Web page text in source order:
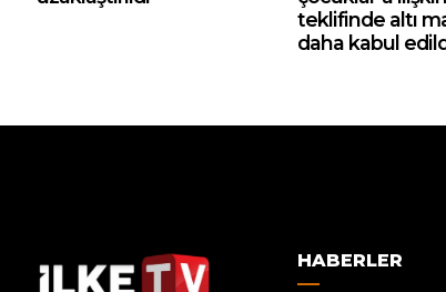
teklifinde altı
daha kabul
HABERLER